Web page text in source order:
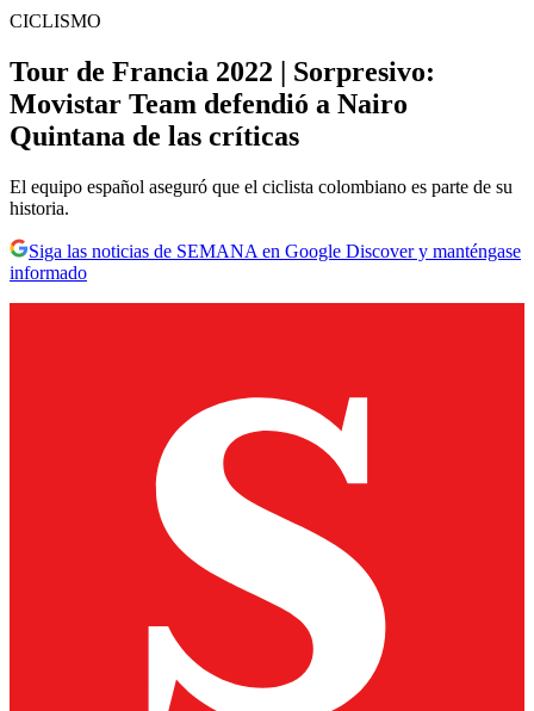
CICLISMO
Tour de Francia 2022 | Sorpresivo:
Movistar Team defendió a Nairo
Quintana de las críticas
El equipo español aseguró que el ciclista colombiano es parte de su
historia.
Siga las noticias de SEMANA en Google Discover y manténgase
informado